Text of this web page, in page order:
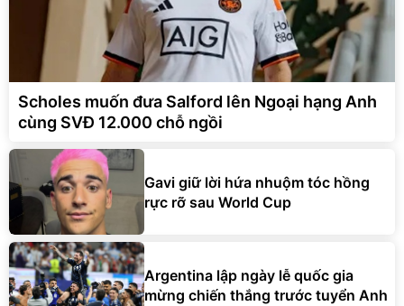
Scholes muốn đưa Salford lên Ngoại hạng Anh
cùng SVĐ 12.000 chỗ ngồi
Gavi giữ lời hứa nhuộm tóc hồng
rực rỡ sau World Cup
Argentina lập ngày lễ quốc gia
mừng chiến thắng trước tuyển Anh